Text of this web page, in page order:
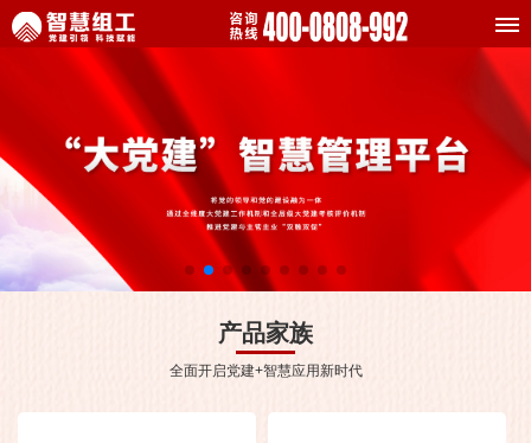
产品家族
全面开启党建+智慧应用新时代